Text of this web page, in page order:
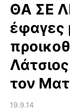
ΘΑ ΣΕ
έφαγες
τον
19.9.14